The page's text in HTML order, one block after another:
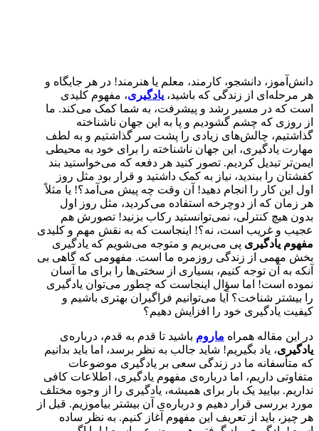
دانش‌آموز، دانشجو، کارمند، معلم یا هنرمند! در هر جایگاه و
هر مرحله‌ای از زندگی که باشید، یادگیری، مفهوم کلیدی
است که در مسیر رشد و پیشرفت، به شما کمک می‌کند. ما
از روزی که چشم گشودیم و پا به این جهان ناشناخته
گذاشتیم، چالش‌های زیادی را پشت سر گذاشتیم و به لطف
مهارت یادگیری، این جهان ناشناخته را برای خود به محیطی
ایمن‌تر تبدیل کردیم. تصور کنید هر دفعه که می‌خواستید بند
کفشتان را ببندید، نیاز به کمک داشتید و قرار بود مثل روز
اول این کار را انجام دهید! آن وقت چه پیش می‌آمد؟! یا مثلاً
هر زمان که از دوچرخه استفاده می‌کردید، مثل روز اول
بدون هیچ کنترلی، نمی‌توانستید رکاب بزنید! تصورش هم
عجیب و غریب است، نه؟! اینجاست که به نقش مهم و کلیدی
مفهوم یادگیری پی می‌بریم و متوجه می‌شویم که یادگیری
بخش مهمی از زندگی روزمره ما است. مفهومی که گاهی بی
آنکه به آن توجه کنیم، بسیاری از سختی‌ها را برای ما آسان
نموده است! اما سؤال اینجاست که چطور می‌توان یادگیری
را بیشتر شناخت؟ آیا می‌توانیم فراگیران بهتری باشیم و
کیفیت یادگیری خود را افزایش دهیم؟
در این مقاله همراه ماروم باشید تا قدم به قدم، درباره‌ی
یادگیری، یاد بگیریم! شاید جالب به نظر برسد، اما باید بدانیم
که متأسفانه ما در زندگی سعی بر یادگیری موضوعات
متفاوتی داریم، اما درباره‌ی مفهوم یادگیری، اطلاعات کافی
نداریم. بیایید یک بار برای همیشه، یادگیری را از وجوه مختلف
مورد بررسی قرار دهیم و درباره‌ی آن بیشتر بیاموزیم. قبل از
هر چیز، باید از تعریف این مفهوم آغاز کنیم. به نظر ساده